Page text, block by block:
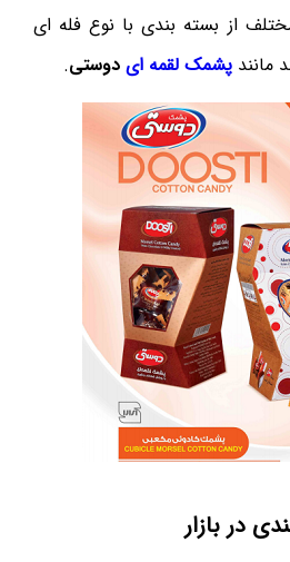
از بسته بندی با نوع فله ای
مانند پشمک لقمه ای دوستی.
در بازار